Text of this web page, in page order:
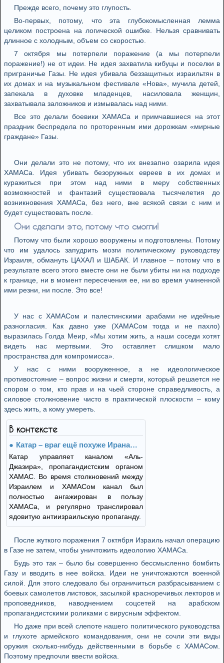
Прежде всего, почему это глупость.
Во-первых, потому, что эта глубокомысленная лемма
целиком построена на логической ошибке. Нельзя сравнивать
длинное с холодным, объем со скоростью.
7 октября мы потерпели поражение (а мы потерпели
поражение!) не от идеи. Не идея захватила кибуцы и поселки в
приграничье Газы. Не идея убивала беззащитных израильтян в
их домах и на музыкальном фестивале «Нова», мучила детей,
запекала в духовке младенцев, насиловала женщин,
захватывала заложников и измывалась над ними.
Все это делали боевики ХАМАСа и примчавшиеся на этот
праздник беспредела по проторенным ими дорожкам «мирные
граждане» Газы.
Они делали это не потому, что их внезапно озарила идея
ХАМАСа. Идея убивать безоружных евреев в их домах и
куражиться при этом над ними в меру собственных
возможностей и фантазий существовала тысячелетия до
возникновения ХАМАСа, без него, вне всякой связи с ним и
будет существовать после.
Они сделали это, потому что смогли!
Потому что были хорошо вооружены и подготовлены. Потому
что им удалось запудрить мозги политическому руководству
Израиля, обмануть ЦАХАЛ и ШАБАК. И главное – потому что в
результате всего этого вместе они не были убиты ни на подходе
к границе, ни в момент пересечения ее, ни во время учиненной
ими резни, ни после. Это все!
У нас с ХАМАСом и палестинскими арабами не идейные
разногласия. Как давно уже (ХАМАСом тогда и не пахло)
выразилась Голда Меир, «Мы хотим жить, а наши соседи хотят
видеть нас мертвыми. Это оставляет слишком мало
пространства для компромисса».
У нас с ними вооруженное, а не идеологическое
противостояние – вопрос жизни и смерти, который решается не
спором о том, кто прав и на чьей стороне справедливость, а
силовое столкновение чисто в практической плоскости – кому
здесь жить, а кому умереть.
В контексте
Катар – враг ещё похуже Ирана…
Катар управляет каналом «Аль-
Джазира», пропагандистским органом
ХАМАС. Во время столкновений между
Израилем и ХАМАСом канал был
полностью ангажирован в пользу
ХАМАСа, и регулярно транслировал
ядовитую антиизраильскую пропаганду.
После жуткого поражения 7 октября Израиль начал операцию
в Газе не затем, чтобы уничтожить идеологию ХАМАСа.
Будь это так – было бы совершенно бессмысленно бомбить
Газу и вводить в нее войска. Идеи не уничтожаются военной
силой. Для этого следовало бы ограничиться разбрасыванием с
боевых самолетов листовок, засылкой красноречивых лекторов и
проповедников, наводнением соцсетей на арабском
пропагандистскими роликами с вирусным эффектом.
Но даже при всей слепоте нашего политического руководства
и глухоте армейского командования, они не сочли эти виды
оружия сколько-нибудь действенными в борьбе с ХАМАСом.
Поэтому предпочли ввести войска.